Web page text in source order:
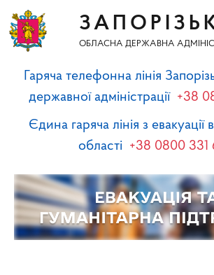
ОБЛАСНА ДЕРЖАВНА
Гаряча телефонна лінія
державної адміністрації +38
Єдина гаряча лінія з евакуації
області +38 0800 331